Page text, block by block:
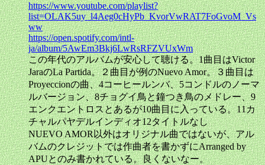
https://www.youtube.com/playlist?
list=OLAK5uy_l4Aeg0cHyPb_KvorVwRAT7FoGvoM_Vs
ww
https://open.spotify.com/intl-
ja/album/5AwEm3Bkj6LwRsRFZVUxWm
この年代のアルバムが安心して聴ける。1曲目はVictor
JaraのLa Partida。２曲目が例のNuevo Amor。３曲目は
Proyeccionの曲、4コーヒールンバ、5コンドルのノーマ
ルバージョン、8チョグイ鳥と鐘つき鳥のメドレー、9
エンクエントロスとあるが10曲目に入っている。11カ
チャルパヤデルインディオ12タイトルなし
NUEVO AMOR以外はオリジナル曲ではないが、アル
バムのクレジットでは作曲者を書かずにArranged by
APUとのみ書かれている。良くないなー。